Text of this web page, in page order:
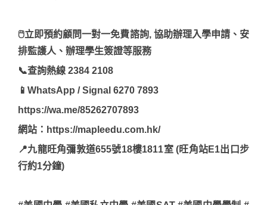
🖱立即預約顧問一對一免費諮詢, 協助辦理入學申請、安
排監護人、辦理學生簽證等服務
📞查詢熱線 2384 2108
📱WhatsApp / Signal 6270 7893
https://wa.me/85262707893
網站：https://mapleedu.com.hk/
📍九龍旺角彌敦道655號18樓1811室 (旺角站E1出口步
行約1分鐘)